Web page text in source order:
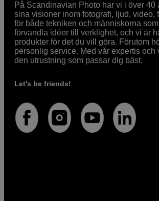
På Scandinavian Photo har vi i över
sina visioner inom fotografi, ljud,
för både tekniken och människorna
förvandla idéer till verklighet, och vi är
produkter för det du vill göra. Förutom
personlig service. Med vår expertis
den utrustning som passar dig bäst.
Let's be friends!